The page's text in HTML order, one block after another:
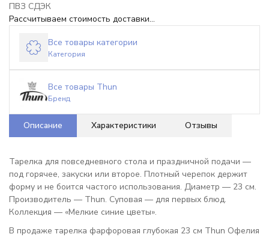
ПВЗ СДЭК
Рассчитываем стоимость доставки...
Все товары категории
Категория
Все товары Thun
Бренд
Описание Характеристики Отзывы
Тарелка для повседневного стола и праздничной подачи —
под горячее, закуски или второе. Плотный черепок держит
форму и не боится частого использования. Диаметр — 23 см.
Производитель — Thun. Суповая — для первых блюд.
Коллекция — «Мелкие синие цветы».
В продаже тарелка фарфоровая глубокая 23 см Thun Офелия